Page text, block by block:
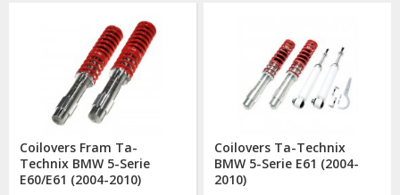
Coilovers Fram Ta-
Technix BMW 5-Serie
E60/E61 (2004-2010)
Coilovers Ta-Technix
BMW 5-Serie E61 (2004-
2010)